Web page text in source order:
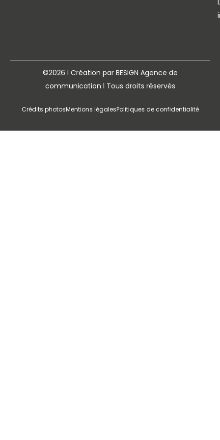
©2026 l Création par BESIGN Agence de
communication l Tous droits réservés
Crédits photosMentions légalesPolitiques de confidentialité